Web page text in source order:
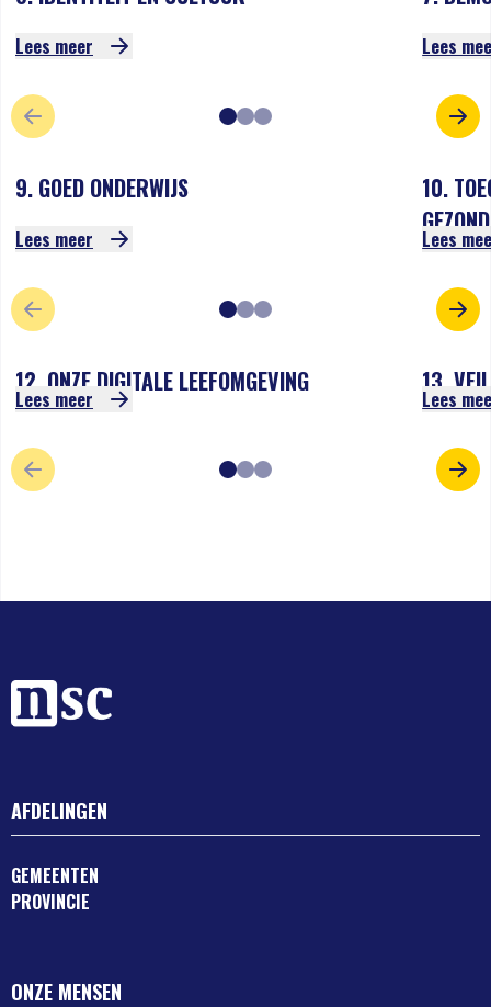
Lees meer Lees
VORIGE SLIDE
9. GOED ONDERWIJS
Lees meer
10.
Lees
VORIGE SLIDE
12. ONZE DIGITALE LEEFOMGEVING
Lees meer
13.
Lees
VORIGE SLIDE
AFDELINGEN
GEMEENTEN
PROVINCIE
ONZE MENSEN